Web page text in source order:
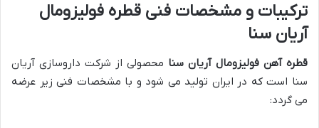
ترکیبات و مشخصات فنی قطره فولیزومال
آریان سنا
قطره آهن فولیزومال آریان سنا محصولی از شرکت داروسازی آریان
سنا است که در ایران تولید می شود و با مشخصات فنی زیر عرضه
می گردد: